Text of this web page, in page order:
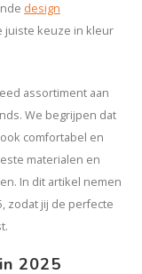
design
juiste keuze in kleur
assortiment aan
We begrijpen dat
comfortabel en
materialen en
In dit artikel nemen
zodat jij de perfecte
2025